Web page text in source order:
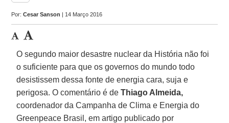
Por:Cesar Sanson | 14 Março 2016
O segundo maior desastre nuclear da História não foi
o suficiente para que os governos do mundo todo
desistissem dessa fonte de energia cara, suja e
perigosa. O comentário é deThiago Almeida,
coordenador da Campanha de Clima e Energia do
Greenpeace Brasil, em artigo publicado por